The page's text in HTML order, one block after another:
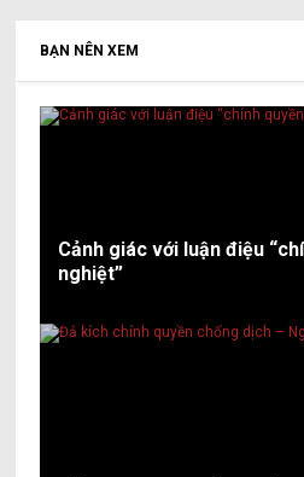
BẠN NÊN XEM
Cảnh giác với luận điệu
nghiệt”